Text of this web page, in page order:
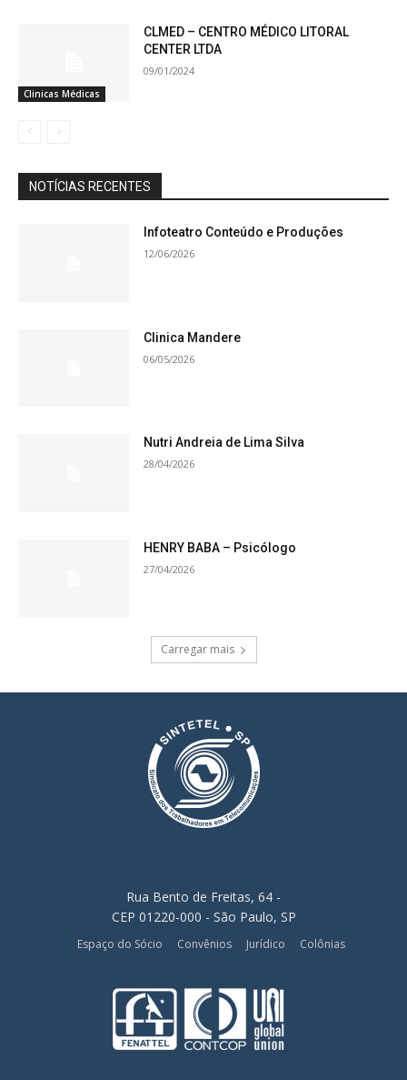
Clinicas Médicas
CLMED – CENTRO MÉDICO LITORAL
CENTER LTDA
09/01/2024
NOTÍCIAS RECENTES
Infoteatro Conteúdo e Produções
12/06/2026
Clinica Mandere
06/05/2026
Nutri Andreia de Lima Silva
28/04/2026
HENRY BABA – Psicólogo
27/04/2026
Carregar mais
Rua Bento de Freitas, 64 -
CEP 01220-000 - São Paulo, SP
Espaço do Sócio Convênios Jurídico Colônias